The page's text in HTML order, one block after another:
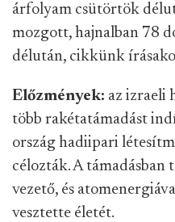
árfolyam csütörtök
mozgott, hajnalban 78
délután, cikkünk
Előzmények: az izraeli
több rakétatámadást
ország hadiipari
célozták. A támadásban
vezető, és
vesztette életét.